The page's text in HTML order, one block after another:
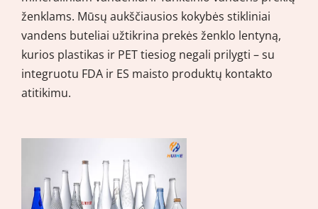
Stiklinių gėrimų butelių tipai
Gėrimų stikliniai buteliai B2B
Vyno butelių tipai
Vyno buteliai vyno darykloms,
Alaus butelių tipai
Alaus buteliai, skirti alaus
ženklams. Mūsų aukščiausios kokybės stikliniai
vandens buteliai užtikrina prekės ženklo lentyną,
kurios plastikas ir PET tiesiog negali prilygti – su
integruotu FDA ir ES maisto produktų kontakto
atitikimu.